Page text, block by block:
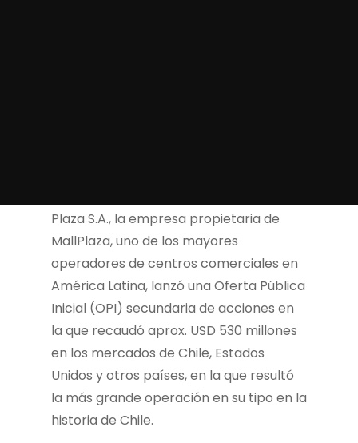
Plaza S.A., la empresa propietaria de
MallPlaza, uno de los mayores
operadores de centros comerciales en
América Latina, lanzó una Oferta Pública
Inicial (OPI) secundaria de acciones en
la que recaudó aprox. USD 530 millones
en los mercados de Chile, Estados
Unidos y otros países, en la que resultó
la más grande operación en su tipo en la
historia de Chile.